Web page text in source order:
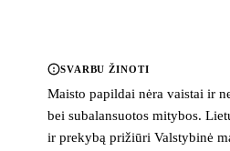
SVARBU ŽINOTI
Maisto papildai nėra vaistai ir
bei subalansuotos mitybos.
ir prekybą prižiūri Valstybinė